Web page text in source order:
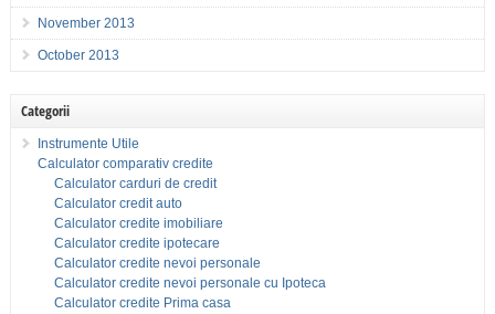
November 2013
October 2013
Categorii
Instrumente Utile
Calculator comparativ credite
Calculator carduri de credit
Calculator credit auto
Calculator credite imobiliare
Calculator credite ipotecare
Calculator credite nevoi personale
Calculator credite nevoi personale cu Ipoteca
Calculator credite Prima casa